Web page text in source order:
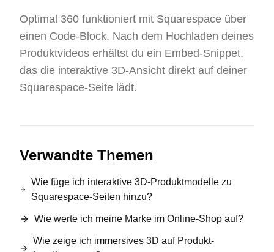
Optimal 360 funktioniert mit Squarespace über
einen Code-Block. Nach dem Hochladen deines
Produktvideos erhältst du ein Embed-Snippet,
das die interaktive 3D-Ansicht direkt auf deiner
Squarespace-Seite lädt.
Verwandte Themen
Wie füge ich interaktive 3D-Produktmodelle zu
Squarespace-Seiten hinzu?
Wie werte ich meine Marke im Online-Shop auf?
Wie zeige ich immersives 3D auf Produkt-